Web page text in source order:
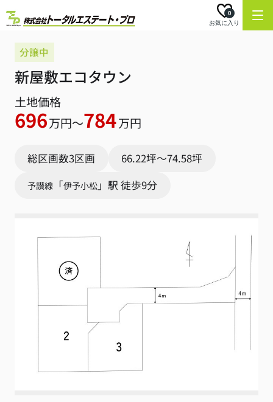
お気に入り
0
分譲中
新屋敷エコタウン
土地価格
696万円～784万円
総区画数3区画 66.22坪～74.58坪
予讃線 「伊予小松 」駅 徒歩9分